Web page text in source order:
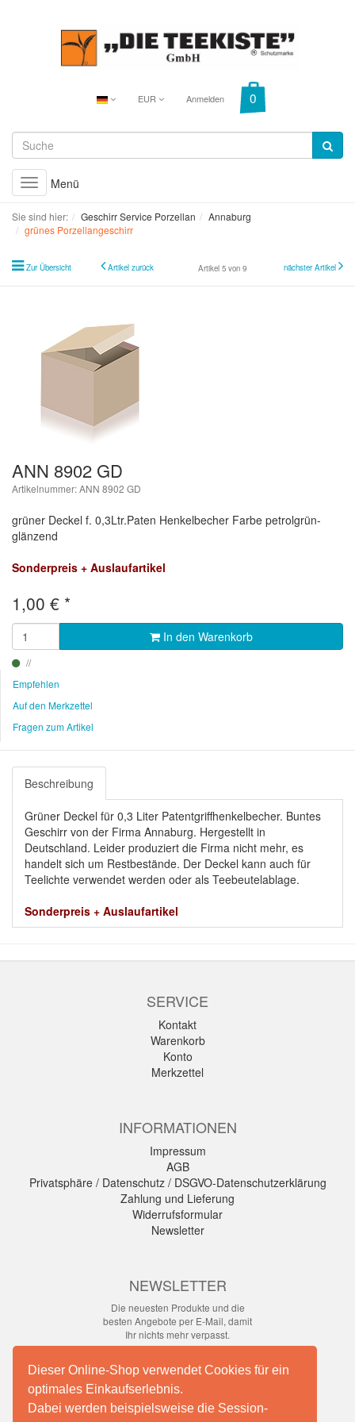
Dieser Online-Shop verwendet Cookies für ein
optimales Einkaufserlebnis.
Dabei werden beispielsweise die Session-
EUR Anmelden
Toggle
navigation
Menü
Sie sind hier: Geschirr Service Porzellan
Annaburg
grünes Porzellangeschirr
Zur Übersicht Artikel zurück Artikel 5 von 9 nächster Artikel
ANN 8902 GD
Artikelnummer: ANN 8902 GD
grüner Deckel f. 0,3Ltr.Paten Henkelbecher Farbe petrolgrün-
glänzend
Sonderpreis + Auslaufartikel
1,00 € *
In den Warenkorb
Empfehlen
Auf den Merkzettel
Fragen zum Artikel
Beschreibung
Grüner Deckel für 0,3 Liter Patentgriffhenkelbecher. Buntes
Geschirr von der Firma Annaburg. Hergestellt in
Deutschland. Leider produziert die Firma nicht mehr, es
handelt sich um Restbestände. Der Deckel kann auch für
Teelichte verwendet werden oder als Teebeutelablage.
Sonderpreis + Auslaufartikel
SERVICE
Kontakt
Warenkorb
Konto
Merkzettel
INFORMATIONEN
Impressum
AGB
Privatsphäre / Datenschutz / DSGVO-Datenschutzerklärung
Zahlung und Lieferung
Widerrufsformular
Newsletter
NEWSLETTER
Die neuesten Produkte und die
besten Angebote per E-Mail, damit
Ihr nichts mehr verpasst.
Abonnieren